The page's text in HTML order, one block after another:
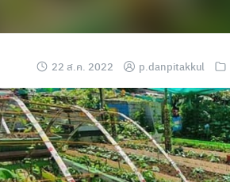
22 ส.ค. 2022 p.danpitakkul